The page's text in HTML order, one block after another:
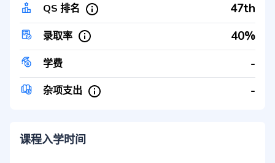
QS 排名 47th
录取率 40%
学费 -
杂项支出 -
课程入学时间